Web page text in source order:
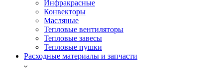
Инфракрасные
Конвекторы
Масляные
Тепловые вентиляторы
Тепловые завесы
Тепловые пушки
Расходные материалы и запчасти